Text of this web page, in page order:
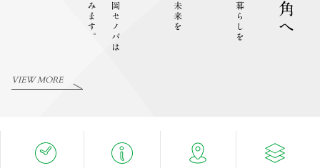
VIEW MORE